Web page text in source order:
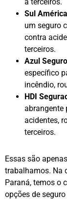
a terceiros.
Sul
um seguro
contra
terceiros.
Azul
específico
incêndio,
HDI
abrangente
acidentes,
terceiros.
Essas são
trabalhamos. Na
Paraná, temos o
opções de